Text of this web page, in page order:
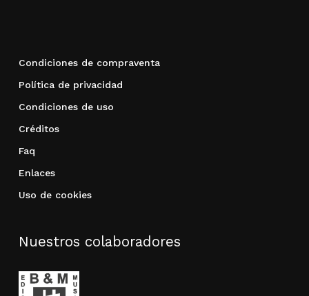
Condiciones de compraventa
Política de privacidad
Condiciones de uso
Créditos
Faq
Enlaces
Uso de cookies
Nuestros colaboradores